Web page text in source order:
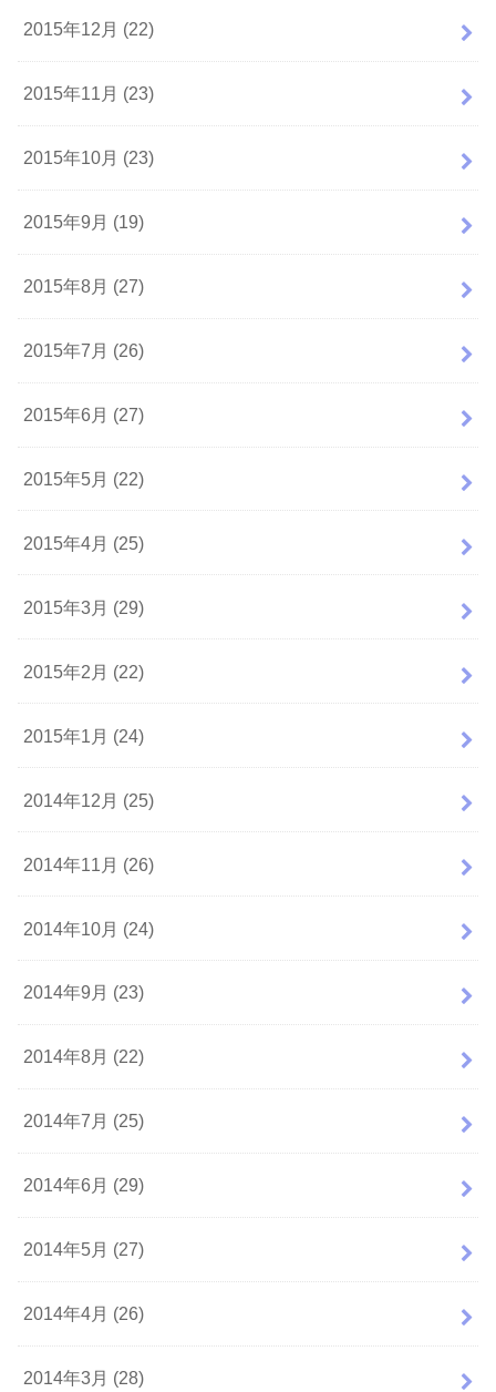
2015年12月 (22)
2015年11月 (23)
2015年10月 (23)
2015年9月 (19)
2015年8月 (27)
2015年7月 (26)
2015年6月 (27)
2015年5月 (22)
2015年4月 (25)
2015年3月 (29)
2015年2月 (22)
2015年1月 (24)
2014年12月 (25)
2014年11月 (26)
2014年10月 (24)
2014年9月 (23)
2014年8月 (22)
2014年7月 (25)
2014年6月 (29)
2014年5月 (27)
2014年4月 (26)
2014年3月 (28)